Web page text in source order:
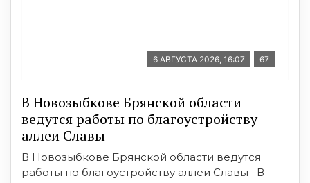
6 АВГУСТА 2026, 16:07 67
В Новозыбкове Брянской области
ведутся работы по благоустройству
аллеи Славы
В Новозыбкове Брянской области ведутся
работы по благоустройству аллеи Славы В